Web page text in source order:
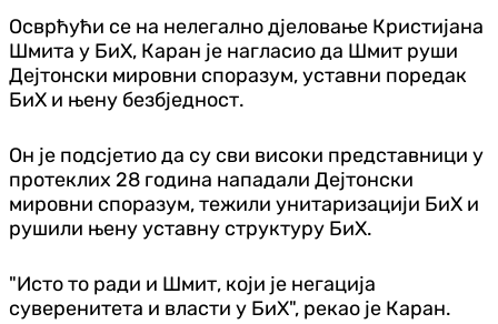
Осврћући се на нелегално дјеловање Кристијана
Шмита у БиХ, Каран је нагласио да Шмит руши
Дејтонски мировни споразум, уставни поредак
БиХ и њену безбједност.
Он је подсјетио да су сви високи представници у
протеклих 28 година нападали Дејтонски
мировни споразум, тежили унитаризацији БиХ и
рушили њену уставну структуру БиХ.
"Исто то ради и Шмит, који је негација
суверенитета и власти у БиХ", рекао је Каран.